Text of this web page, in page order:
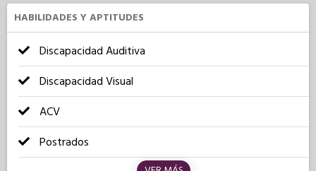
HABILIDADES Y APTITUDES
Discapacidad Auditiva
Discapacidad Visual
ACV
Postrados